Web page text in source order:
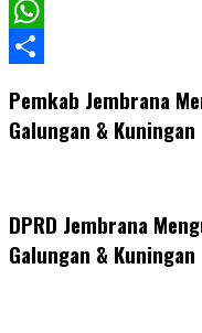
Facebook
WhatsApp
Pemkab Jembrana
Galungan & Kuningan
DPRD Jembrana
Galungan & Kuningan